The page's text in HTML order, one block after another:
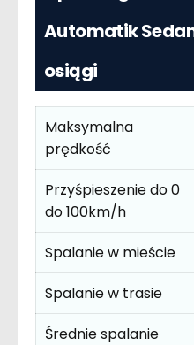
Automatik
osiągi
Maksymalna
prędkość
Przyśpieszenie do 0
do 100km/h
Spalanie w mieście
Spalanie w trasie
Średnie spalanie